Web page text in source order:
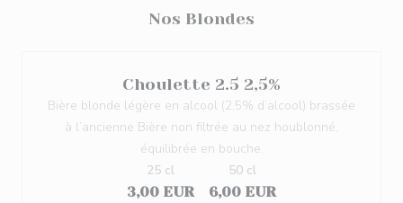
Nos Blondes
Choulette 2.5 2,5%
Bière blonde légère en alcool (2,5% d’alcool) brassée
à l’ancienne Bière non filtrée au nez houblonné,
équilibrée en bouche.
3,00 EUR
25 cl
6,00 EUR
50 cl